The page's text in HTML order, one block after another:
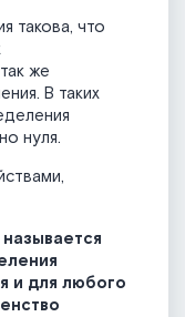
такова, что
же
В таких
нуля.
называется
и для любого